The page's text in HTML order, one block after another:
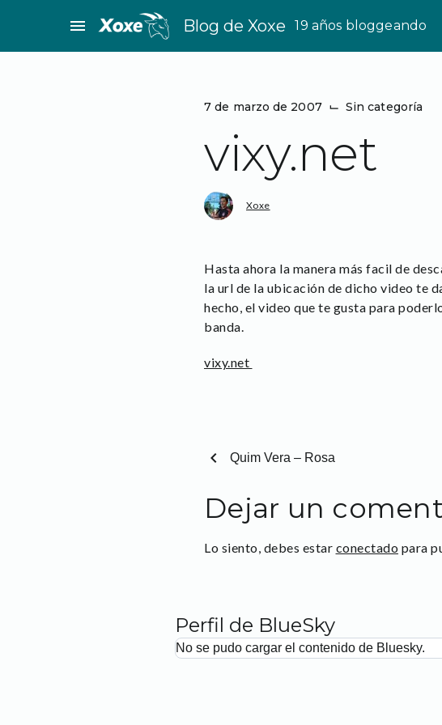
menu Blog de Xoxe 19 años bloggeando
7 de marzo de 2007 ⌙ Sin categoría
vixy.net
Xoxe
Hasta ahora la manera más facil de
la url de la ubicación de dicho video te
hecho, el video que te gusta para
banda.
vixy.net
chevron_left Quim Vera – Rosa
Dejar un
Lo siento, debes estar conectado para
Perfil de BlueSky
No se pudo cargar el contenido de Bluesky.